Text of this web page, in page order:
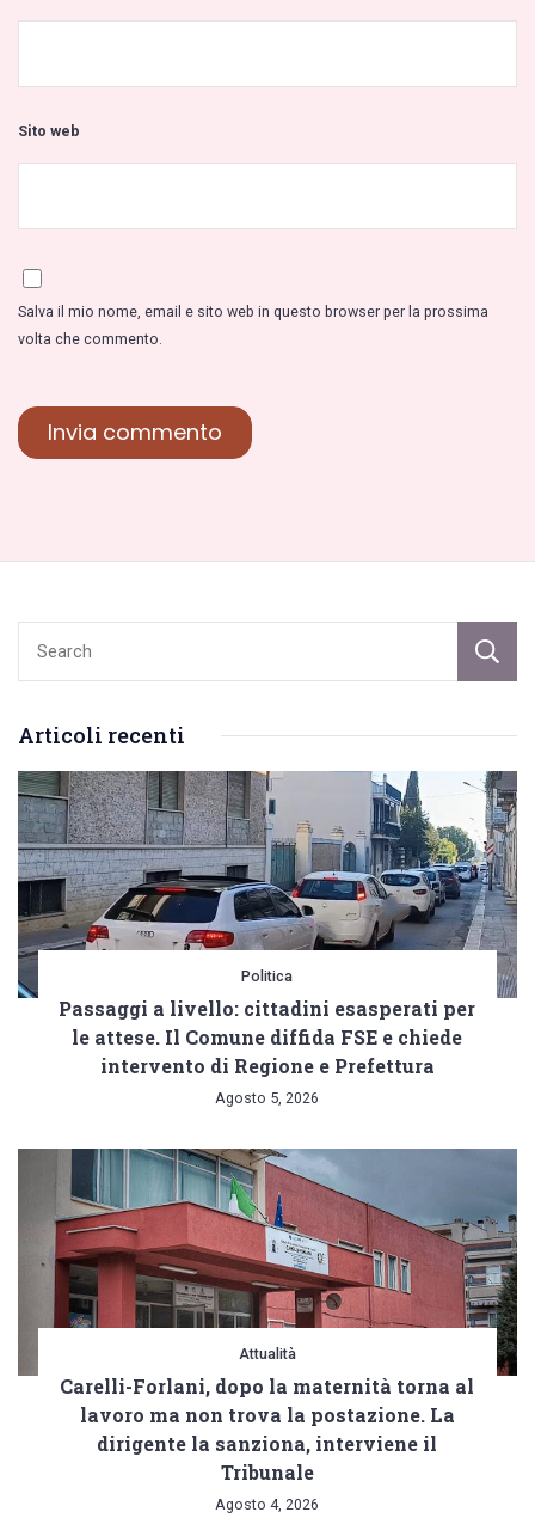
Sito web
Salva il mio nome, email e sito web in questo browser per la prossima
volta che commento.
Articoli recenti
Politica
Passaggi a livello: cittadini esasperati per
le attese. Il Comune diffida FSE e chiede
intervento di Regione e Prefettura
Agosto 5, 2026
Attualità
Carelli-Forlani, dopo la maternità torna al
lavoro ma non trova la postazione. La
dirigente la sanziona, interviene il
Tribunale
Agosto 4, 2026